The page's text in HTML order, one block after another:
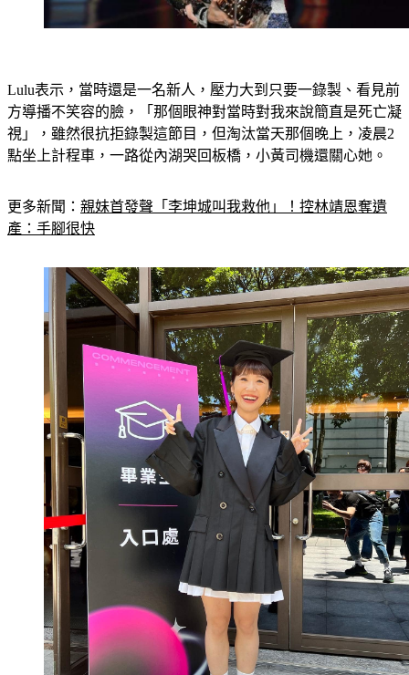
Lulu表示，當時還是一名新人，壓力大到只要一錄製、看見前
方導播不笑容的臉，「那個眼神對當時對我來說簡直是死亡凝
視」，雖然很抗拒錄製這節目，但淘汰當天那個晚上，凌晨2
點坐上計程車，一路從內湖哭回板橋，小黃司機還關心她。
更多新聞： 親妹首發聲「李坤城叫我救他」！控林靖恩奪遺
產：手腳很快